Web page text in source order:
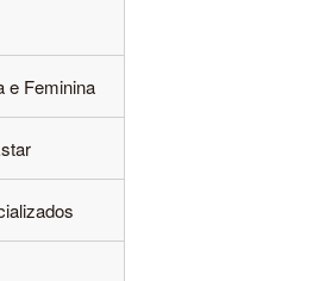
e Feminina